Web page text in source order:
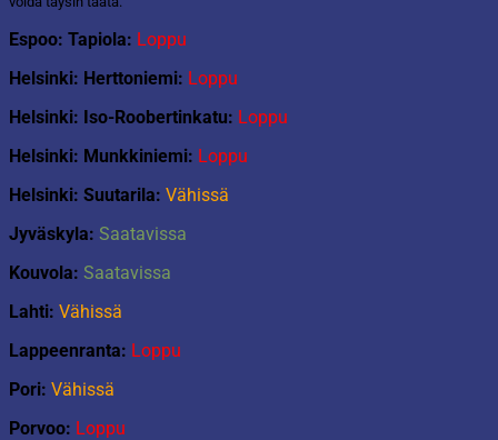
Espoo: Tapiola: Loppu
Helsinki: Herttoniemi: Loppu
Helsinki: Iso-Roobertinkatu: Loppu
Helsinki: Munkkiniemi: Loppu
Helsinki: Suutarila: Vähissä
Jyväskyla: Saatavissa
Kouvola: Saatavissa
Lahti: Vähissä
Lappeenranta: Loppu
Pori: Vähissä
Porvoo: Loppu